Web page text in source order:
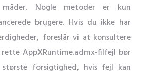
Nogle metoder er kun
brugere. Hvis du ikke har
foreslår vi at konsultere
AppXRuntime.admx-filfejl bør
forsigtighed, hvis fejl kan